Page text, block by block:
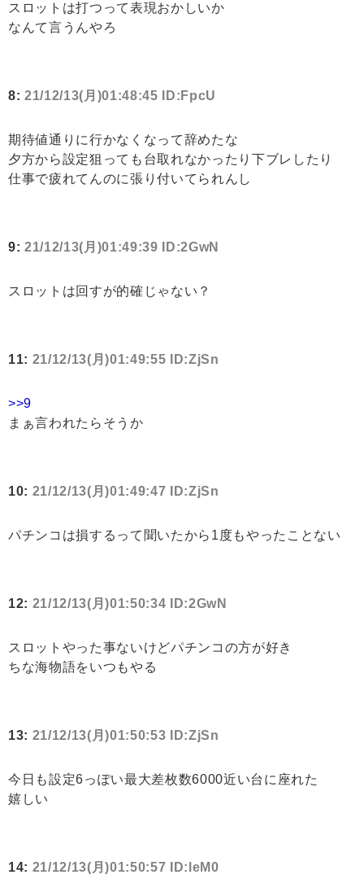
スロットは打つって表現おかしいか
なんて言うんやろ
8: 21/12/13(月)01:48:45 ID:FpcU
期待値通りに行かなくなって辞めたな
夕方から設定狙っても台取れなかったり下ブレしたり
仕事で疲れてんのに張り付いてられんし
9: 21/12/13(月)01:49:39 ID:2GwN
スロットは回すが的確じゃない？
11: 21/12/13(月)01:49:55 ID:ZjSn
>>9
まぁ言われたらそうか
10: 21/12/13(月)01:49:47 ID:ZjSn
パチンコは損するって聞いたから1度もやったことない
12: 21/12/13(月)01:50:34 ID:2GwN
スロットやった事ないけどパチンコの方が好き
ちな海物語をいつもやる
13: 21/12/13(月)01:50:53 ID:ZjSn
今日も設定6っぽい最大差枚数6000近い台に座れた
嬉しい
14: 21/12/13(月)01:50:57 ID:leM0